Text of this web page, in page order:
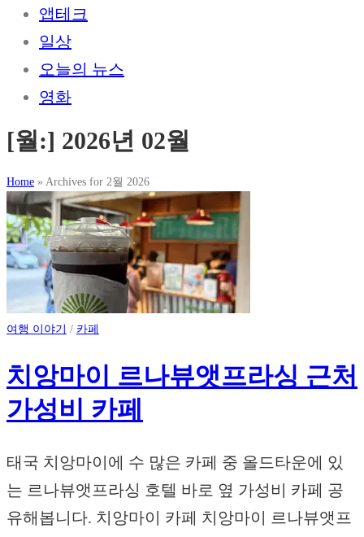
앱테크
일상
오늘의 뉴스
영화
[월:] 2026년 02월
Home » Archives for 2월 2026
여행 이야기 / 카페
치앙마이 르나뷰앳프라싱 근처
가성비 카페
태국 치앙마이에 수 많은 카페 중 올드타운에 있
는 르나뷰앳프라싱 호텔 바로 옆 가성비 카페 공
유해봅니다. 치앙마이 카페 치앙마이 르나뷰앳프